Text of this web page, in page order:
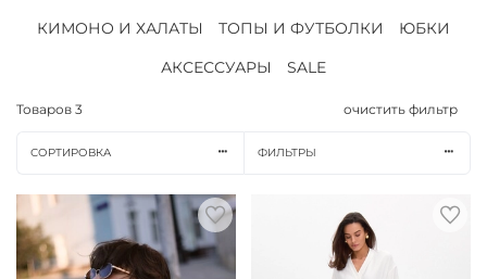
КИМОНО И ХАЛАТЫ
ТОПЫ И ФУТБОЛКИ
ЮБКИ
АКСЕССУАРЫ
SALE
Товаров 3 очистить фильтр
СОРТИРОВКА ФИЛЬТРЫ